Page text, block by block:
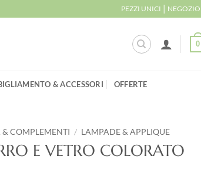
PEZZI UNICI | NEGOZIO
0
& ACCESSORI OFFERTE
& COMPLEMENTI / LAMPADE & APPLIQUE
E VETRO COLORATO